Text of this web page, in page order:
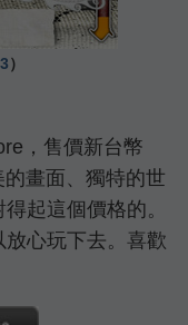
）
，售價新台幣
畫面、獨特的世
起這個價格的。
心玩下去。喜歡